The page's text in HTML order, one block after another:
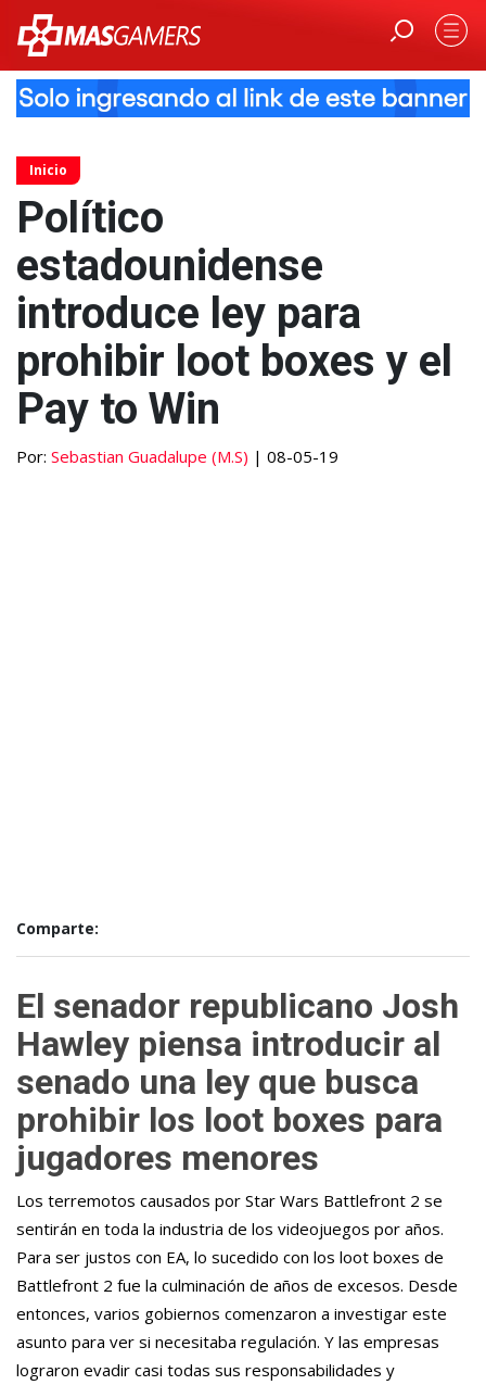
Inicio
Político
estadounidense
introduce ley para
prohibir loot boxes y el
Pay to Win
Por: Sebastian Guadalupe (M.S) | 08-05-19
Comparte:
El senador republicano Josh
Hawley piensa introducir al
senado una ley que busca
prohibir los loot boxes para
jugadores menores
Los terremotos causados por Star Wars Battlefront 2 se
sentirán en toda la industria de los videojuegos por años.
Para ser justos con EA, lo sucedido con los loot boxes de
Battlefront 2 fue la culminación de años de excesos. Desde
entonces, varios gobiernos comenzaron a investigar este
asunto para ver si necesitaba regulación. Y las empresas
lograron evadir casi todas sus responsabilidades y